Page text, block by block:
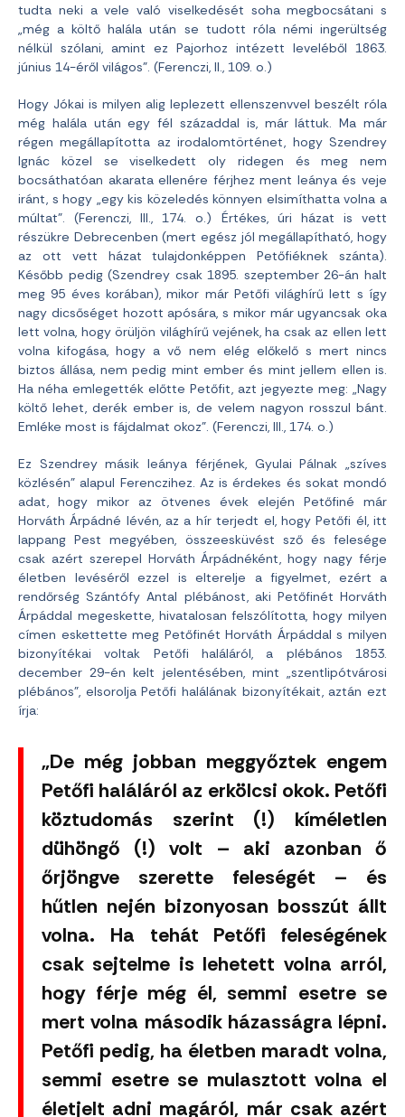
tudta neki a vele való viselkedését soha megbocsátani s
„még a költő halála után se tudott róla némi ingerültség
nélkül szólani, amint ez Pajorhoz intézett leveléből 1863.
június 14-éről világos”. (Ferenczi, II., 109. o.)
Hogy Jókai is milyen alig leplezett ellenszenvvel beszélt róla
még halála után egy fél századdal is, már láttuk. Ma már
régen megállapította az irodalomtörténet, hogy Szendrey
Ignác közel se viselkedett oly ridegen és meg nem
bocsáthatóan akarata ellenére férjhez ment leánya és veje
iránt, s hogy „egy kis közeledés könnyen elsimíthatta volna a
múltat”. (Ferenczi, III., 174. o.) Értékes, úri házat is vett
részükre Debrecenben (mert egész jól megállapítható, hogy
az ott vett házat tulajdonképpen Petőfiéknek szánta).
Később pedig (Szendrey csak 1895. szeptember 26-án halt
meg 95 éves korában), mikor már Petőfi világhírű lett s így
nagy dicsőséget hozott apósára, s mikor már ugyancsak oka
lett volna, hogy örüljön világhírű vejének, ha csak az ellen lett
volna kifogása, hogy a vő nem elég előkelő s mert nincs
biztos állása, nem pedig mint ember és mint jellem ellen is.
Ha néha emlegették előtte Petőfit, azt jegyezte meg: „Nagy
költő lehet, derék ember is, de velem nagyon rosszul bánt.
Emléke most is fájdalmat okoz”. (Ferenczi, III., 174. o.)
Ez Szendrey másik leánya férjének, Gyulai Pálnak „szíves
közlésén” alapul Ferenczihez. Az is érdekes és sokat mondó
adat, hogy mikor az ötvenes évek elején Petőfiné már
Horváth Árpádné lévén, az a hír terjedt el, hogy Petőfi él, itt
lappang Pest megyében, összeesküvést sző és felesége
csak azért szerepel Horváth Árpádnéként, hogy nagy férje
életben levéséről ezzel is elterelje a figyelmet, ezért a
rendőrség Szántófy Antal plébánost, aki Petőfinét Horváth
Árpáddal megeskette, hivatalosan felszólította, hogy milyen
címen eskettette meg Petőfinét Horváth Árpáddal s milyen
bizonyítékai voltak Petőfi haláláról, a plébános 1853.
december 29-én kelt jelentésében, mint „szentlipótvárosi
plébános”, elsorolja Petőfi halálának bizonyítékait, aztán ezt
írja:
„De még jobban meggyőztek engem
Petőfi haláláról az erkölcsi okok. Petőfi
köztudomás szerint (!) kíméletlen
dühöngő (!) volt – aki azonban ő
őrjöngve szerette feleségét – és
hűtlen nején bizonyosan bosszút állt
volna. Ha tehát Petőfi feleségének
csak sejtelme is lehetett volna arról,
hogy férje még él, semmi esetre se
mert volna második házasságra lépni.
Petőfi pedig, ha életben maradt volna,
semmi esetre se mulasztott volna el
életjelt adni magáról, már csak azért